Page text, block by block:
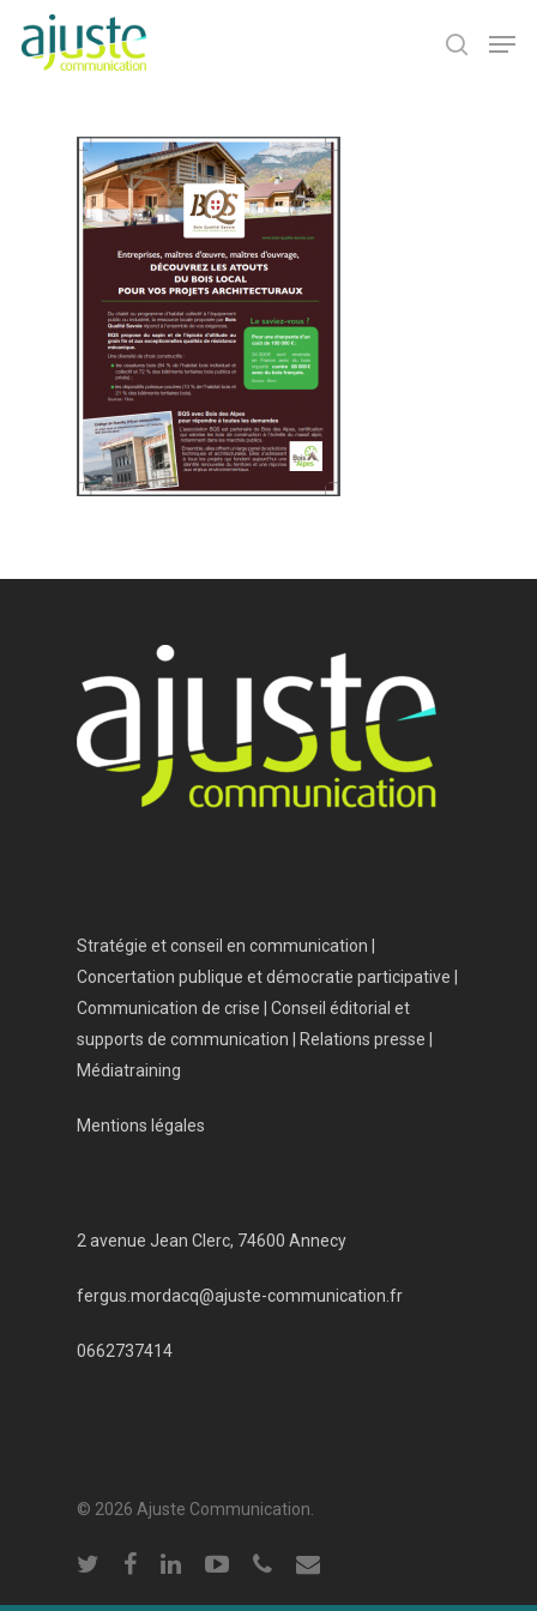
Hit enter to search or ESC to close
Stratégie et conseil en communication |
Concertation publique et démocratie participative |
Communication de crise | Conseil éditorial et
supports de communication | Relations presse |
Médiatraining
Mentions légales
2 avenue Jean Clerc, 74600 Annecy
fergus.mordacq@ajuste-communication.fr
0662737414
© 2026 Ajuste Communication.
Vos besoins
Nous connaître
Nos services
Nos références
Contact